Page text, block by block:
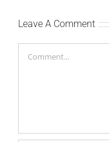
Leave A Comment